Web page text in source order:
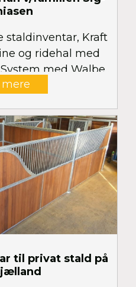
staldinventar, Kraft
og ridehal med
med Walber
samt Belmondo
til sandpaddocks.
til privat stald på